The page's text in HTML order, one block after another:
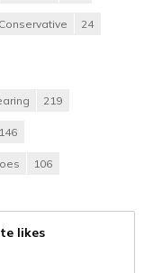
Conservative 24
219
146
106
likes